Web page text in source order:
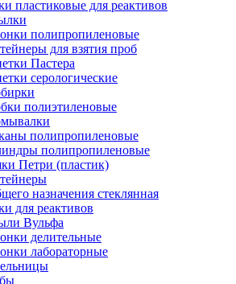
пластиковые для реактивов
полипропиленовые
для взятия проб
Пастера
серологические
полиэтиленовые
полипропиленовые
полипропиленовые
Петри (пластик)
назначения стеклянная
для реактивов
Вульфа
делительные
лабораторные